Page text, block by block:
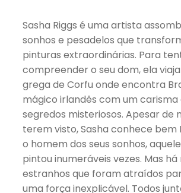
Sasha Riggs é uma artista
sonhos e pesadelos que
pinturas extraordinárias. Para
compreender o seu dom, ela
grega de Corfu onde encontra
mágico irlandês com um
segredos misteriosos. Apesar de
terem visto, Sasha conhece bem
o homem dos seus sonhos,
pintou inumeráveis vezes. Mas há
estranhos que foram atraídos
uma força inexplicável. Todos